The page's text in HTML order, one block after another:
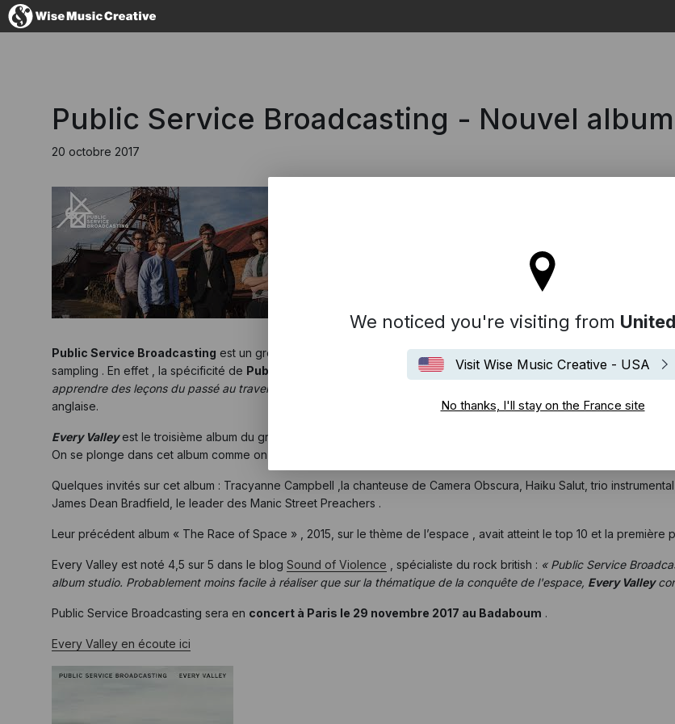
We noticed you're visiting from
Visit Wise Music Creative - USA
No thanks, I'll stay on the France site
Public Service Broadcasting - Nouvel album
20 octobre 2017
Public Service Broadcasting est un groupe de rock anglais alternatif originaire de Londres. Leur son mélange
sampling . En effet , la spécificité de Public Service Broadcasting
est d’utiliser des voix d’archives, de vieilles
apprendre des leçons du passé au travers de la musique du futur
» dixit J. Willgoose , membre du groupe , qui est
anglaise.
Every Valleyest le troisième album du groupe et comme les deux autres auparavant, un album concept sur le
On se plonge dans cet album comme on descend dans la mine et on écoute les morceaux comme on regarderait un
Quelques invités sur cet album : Tracyanne Campbell ,la chanteuse de Camera Obscura, Haiku Salut, trio
James Dean Bradfield, le leader des Manic Street Preachers .
Leur précédent album « The Race of Space » , 2015, sur le thème de l’espace , avait atteint le top 10 et la première
Every Valley est noté 4,5 sur 5 dans le blog Sound of Violence , spécialiste du rock british : « Public Service
album studio. Probablement moins facile à réaliser que sur la thématique de la conquête de l'espace, Every Valley
Public Service Broadcasting sera en concert à Paris le 29 novembre 2017 au Badaboum .
Every Valley en écoute ici